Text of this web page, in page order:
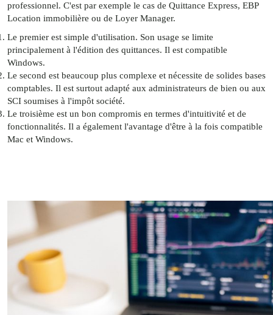
professionnel. C'est par exemple le cas de Quittance Express, EBP
Location immobilière ou de Loyer Manager.
Le premier est simple d'utilisation. Son usage se limite
principalement à l'édition des quittances. Il est compatible
Windows.
Le second est beaucoup plus complexe et nécessite de solides bases
comptables. Il est surtout adapté aux administrateurs de bien ou aux
SCI soumises à l'impôt société.
Le troisième est un bon compromis en termes d'intuitivité et de
fonctionnalités. Il a également l'avantage d'être à la fois compatible
Mac et Windows.